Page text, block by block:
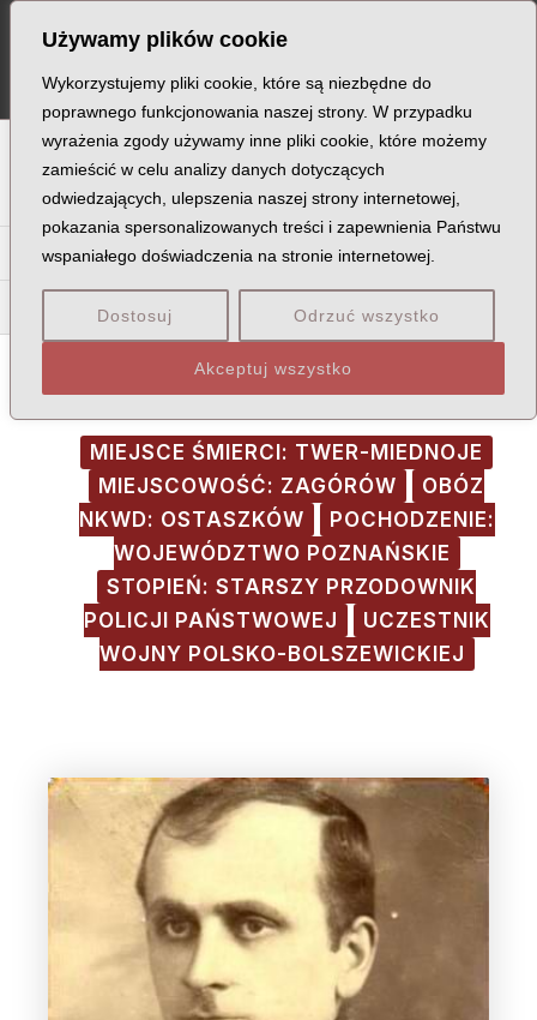
Używamy plików cookie
Wykorzystujemy pliki cookie, które są niezbędne do
poprawnego funkcjonowania naszej strony. W przypadku
wyrażenia zgody używamy inne pliki cookie, które możemy
zamieścić w celu analizy danych dotyczących
odwiedzających, ulepszenia naszej strony internetowej,
pokazania spersonalizowanych treści i zapewnienia Państwu
wspaniałego doświadczenia na stronie internetowej.
Dostosuj Odrzuć wszystko
Akceptuj wszystko
content
B C D E F G H I J K L Ł M
O P Q R S T U V W X Z
Ba Be Bi Bł Bo Br Bu By Bz
Bru Bry
MIEJSCE ŚMIERCI: TWER-MIEDNOJE
MIEJSCOWOŚĆ: ZAGÓRÓW
OBÓZ
NKWD: OSTASZKÓW
POCHODZENIE:
WOJEWÓDZTWO POZNAŃSKIE
STOPIEŃ: STARSZY PRZODOWNIK
POLICJI PAŃSTWOWEJ
UCZESTNIK
WOJNY POLSKO-BOLSZEWICKIEJ
navigation